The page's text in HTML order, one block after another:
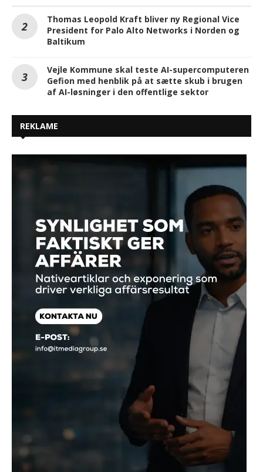
Thomas Leopold Kraft bliver ny Regional Vice
President for Palo Alto Networks i Norden og
Baltikum
Vejle Kommune skal teste AI-supercomputeren
Gefion med henblik på at sætte skub i brugen
af AI-løsninger i den offentlige sektor
REKLAME